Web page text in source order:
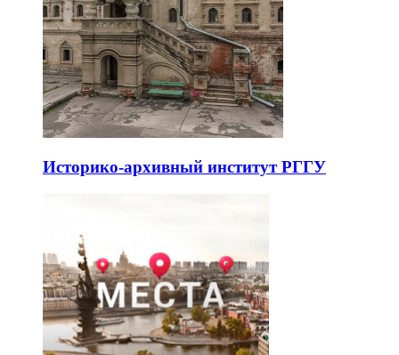
Историко-архивный институт РГГУ